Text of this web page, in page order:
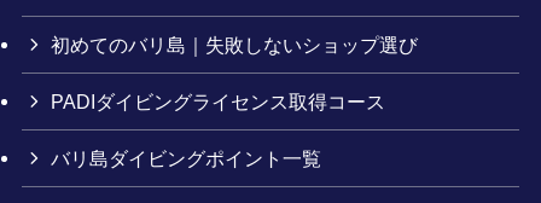
初めてのバリ島｜失敗しないショップ選び
PADIダイビングライセンス取得コース
バリ島ダイビングポイント一覧